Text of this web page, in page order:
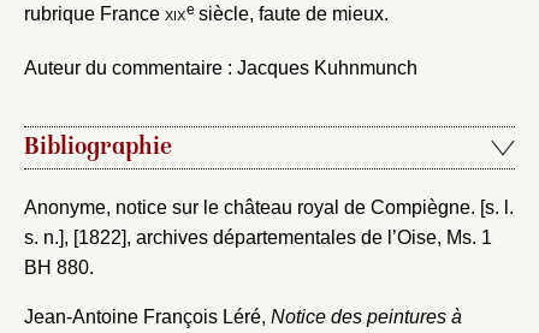
rubrique France xixe siècle, faute de mieux.
Auteur du commentaire : Jacques Kuhnmunch
Bibliographie
Anonyme, notice sur le château royal de Compiègne. [s. l.
s. n.], [1822], archives départementales de l’Oise, Ms. 1
BH 880.
Jean-Antoine François Léré, Notice des peintures à
Choix du dossier où ajouter la
Nom du dossier
Connexion
Courriel